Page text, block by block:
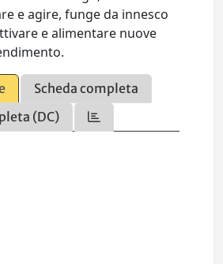
e agire, funge da innesco
e alimentare nuove
Scheda completa
(DC)